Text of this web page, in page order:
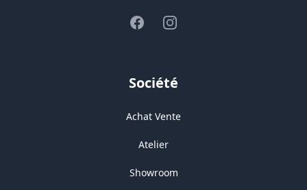
FacebookInstagram
Société
Achat Vente
Atelier
Showroom